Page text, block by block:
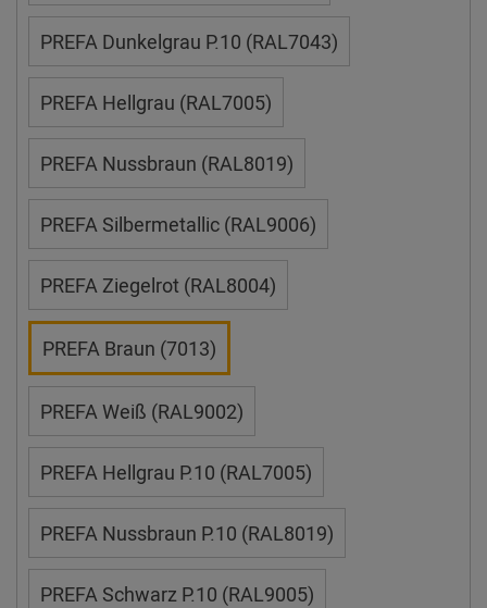
PREFA Dunkelgrau P.10 (RAL7043)
PREFA Hellgrau (RAL7005)
PREFA Nussbraun (RAL8019)
PREFA Silbermetallic (RAL9006)
PREFA Ziegelrot (RAL8004)
PREFA Braun (7013)
PREFA Weiß (RAL9002)
PREFA Hellgrau P.10 (RAL7005)
PREFA Nussbraun P.10 (RAL8019)
PREFA Schwarz P.10 (RAL9005)